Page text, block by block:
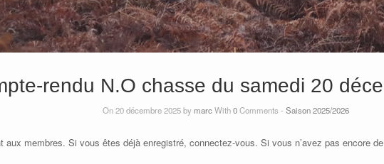
rendu N.O chasse du samedi 20
On 20 décembre 2025 by marcWith0Comments - Saison 2025/2026
aux membres. Si vous êtes déjà enregistré, connectez-vous. Si vous n’avez pas encore